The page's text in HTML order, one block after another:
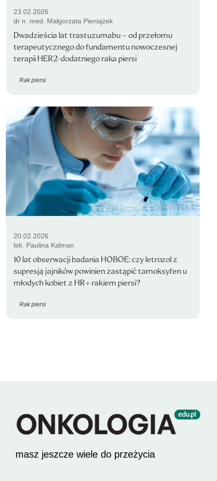
23.02.2026
dr n. med. Małgorzata Pieniążek
Dwadzieścia lat trastuzumabu – od przełomu
terapeutycznego do fundamentu nowoczesnej
terapii HER2-dodatniego raka piersi
Rak piersi
20.02.2026
lek. Paulina Kalman
10 lat obserwacji badania HOBOE: czy letrozol z
supresją jajników powinien zastąpić tamoksyfen u
młodych kobiet z HR+ rakiem piersi?
Rak piersi
masz jeszcze wiele do przeżycia